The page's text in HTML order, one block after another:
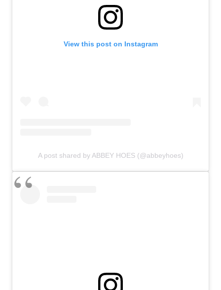
View this post on Instagram
A post shared by ABBEY HOES (@abbeyhoes)